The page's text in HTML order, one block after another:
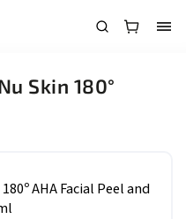
Skin 180°
AHA Facial Peel and